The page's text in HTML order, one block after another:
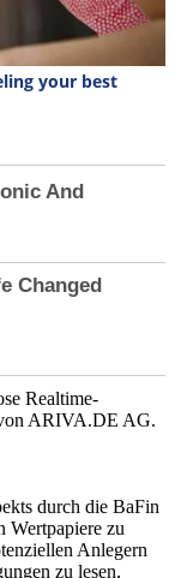
Realtime-
ARIVA.DE AG.
durch die BaFin
Wertpapiere zu
Anlegern
zu lesen,